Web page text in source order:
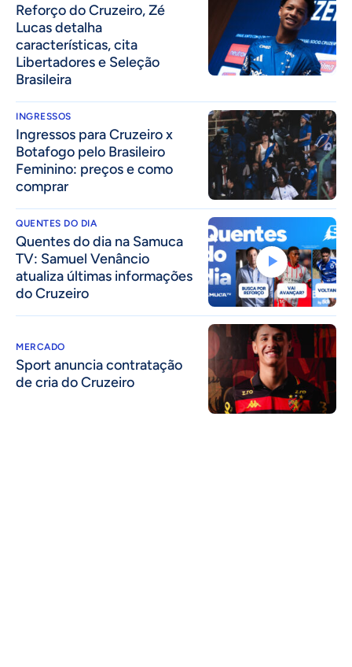
⁠Reforço do Cruzeiro, Zé
Lucas detalha
características, cita
Libertadores e Seleção
Brasileira
INGRESSOS
Ingressos para Cruzeiro x
Botafogo pelo Brasileiro
Feminino: preços e como
comprar
QUENTES DO DIA
Quentes do dia na Samuca
TV: Samuel Venâncio
atualiza últimas informações
do Cruzeiro
MERCADO
Sport anuncia contratação
de cria do Cruzeiro